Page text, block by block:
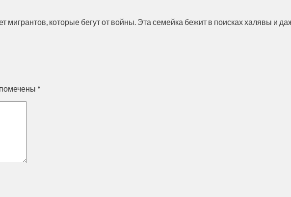
которые бегут от войны. Эта семейка бежит в поисках халявы и
*